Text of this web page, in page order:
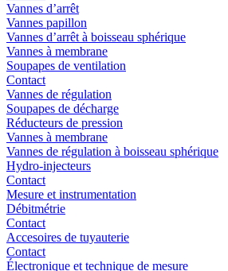
Vannes d’arrêt
Vannes papillon
Vannes d’arrêt à boisseau sphérique
Vannes à membrane
Soupapes de ventilation
Contact
Vannes de régulation
Soupapes de décharge
Réducteurs de pression
Vannes à membrane
Vannes de régulation à boisseau sphérique
Hydro-injecteurs
Contact
Mesure et instrumentation
Débitmétrie
Contact
Accesoires de tuyauterie
Contact
Électronique et technique de mesure